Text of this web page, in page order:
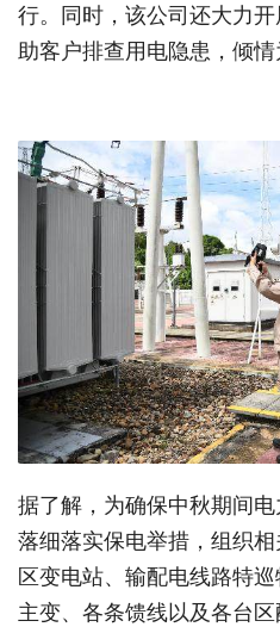
行。同时，该公司还大力
助客户排查用电隐患，倾情
据了解，为确保中秋期间
落细落实保电举措，组织
区变电站、输配电线路特
主变、各条馈线以及各台